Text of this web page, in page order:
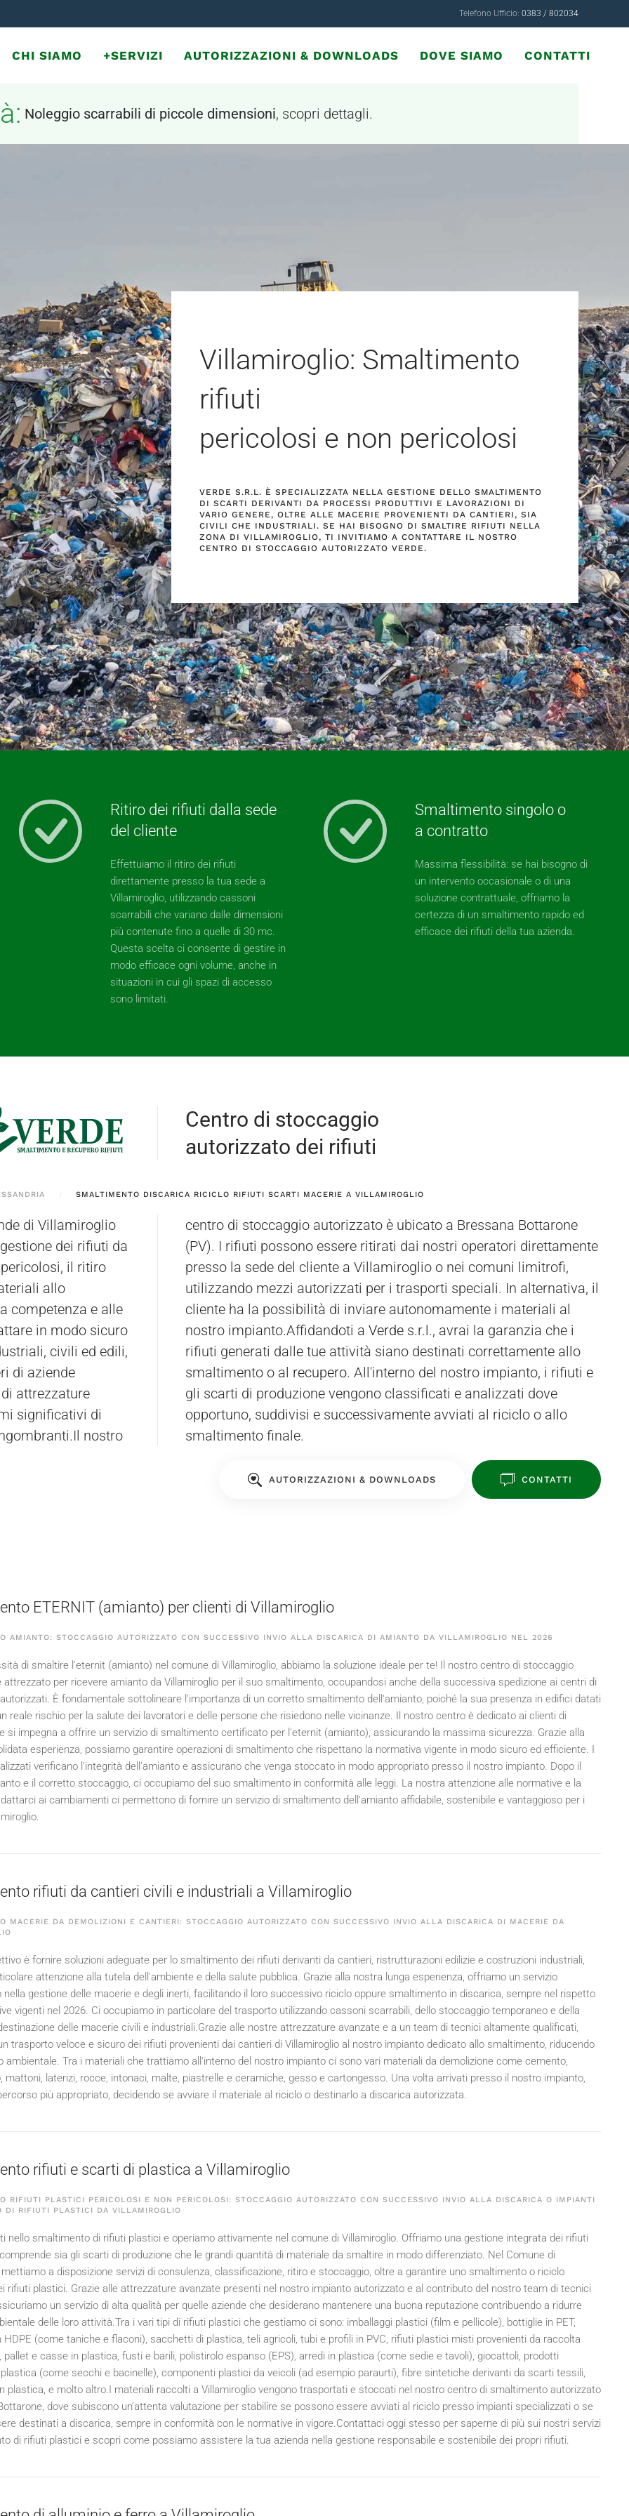
Telefono Ufficio: 0383 / 802034
CHI SIAMO +SERVIZI AUTORIZZAZIONI & DOWNLOADS DOVE SIAMO CONTATTI
Noleggio scarrabili di piccole dimensioni, scopri dettagli.
Villamiroglio: Smaltimento
rifiuti
pericolosi e non pericolosi
VERDE S.R.L. È SPECIALIZZATA NELLA GESTIONE DELLO SMALTIMENTO
DI SCARTI DERIVANTI DA PROCESSI PRODUTTIVI E LAVORAZIONI DI
VARIO GENERE, OLTRE ALLE MACERIE PROVENIENTI DA CANTIERI, SIA
CIVILI CHE INDUSTRIALI. SE HAI BISOGNO DI SMALTIRE RIFIUTI NELLA
ZONA DI VILLAMIROGLIO, TI INVITIAMO A CONTATTARE IL NOSTRO
CENTRO DI STOCCAGGIO AUTORIZZATO VERDE.
Ritiro dei rifiuti dalla sede
del cliente
Effettuiamo il ritiro dei rifiuti
direttamente presso la tua sede a
Villamiroglio, utilizzando cassoni
scarrabili che variano dalle dimensioni
più contenute fino a quelle di 30 mc.
Questa scelta ci consente di gestire in
modo efficace ogni volume, anche in
situazioni in cui gli spazi di accesso
sono limitati.
Smaltimento singolo o
a contratto
Massima flessibilità: se hai bisogno di
un intervento occasionale o di una
soluzione contrattuale, offriamo la
certezza di un smaltimento rapido ed
efficace dei rifiuti della tua azienda.
Centro di stoccaggio
autorizzato dei rifiuti
SMALTIMENTO DISCARICA RICICLO RIFIUTI SCARTI MACERIE A VILLAMIROGLIO
di Villamiroglio
dei rifiuti da
il ritiro
allo
competenza e alle
in modo sicuro
civili ed edili,
di aziende
attrezzature
significativi di
nostro
Bottarone
direttamente
comuni limitrofi,
il
i materiali al
nostro impianto.Affidandoti a Verde s.r.l., avrai la garanzia che i
rifiuti generati dalle tue attività siano destinati correttamente allo
smaltimento o al recupero. All'interno del nostro impianto, i rifiuti e
gli scarti di produzione vengono classificati e analizzati dove
opportuno, suddivisi e successivamente avviati al riciclo o allo
smaltimento finale.
AUTORIZZAZIONI & DOWNLOADS CONTATTI
ETERNIT (amianto) per clienti di Villamiroglio
AMIANTO: STOCCAGGIO AUTORIZZATO CON SUCCESSIVO INVIO ALLA DISCARICA DI AMIANTO DA VILLAMIROGLIO NEL 2026
di smaltire l'eternit (amianto) nel comune di Villamiroglio, abbiamo la soluzione ideale per te! Il nostro centro di stoccaggio
attrezzato per ricevere amianto da Villamiroglio per il suo smaltimento, occupandosi anche della successiva spedizione ai centri di
È fondamentale sottolineare l'importanza di un corretto smaltimento dell'amianto, poiché la sua presenza in edifici datati
reale rischio per la salute dei lavoratori e delle persone che risiedono nelle vicinanze. Il nostro centro è dedicato ai clienti di
si impegna a offrire un servizio di smaltimento certificato per l'eternit (amianto), assicurando la massima sicurezza. Grazie alla
esperienza, possiamo garantire operazioni di smaltimento che rispettano la normativa vigente in modo sicuro ed efficiente. I
verificano l'integrità dell'amianto e assicurano che venga stoccato in modo appropriato presso il nostro impianto. Dopo il
e il corretto stoccaggio, ci occupiamo del suo smaltimento in conformità alle leggi. La nostra attenzione alle normative e la
ai cambiamenti ci permettono di fornire un servizio di smaltimento dell'amianto affidabile, sostenibile e vantaggioso per i
rifiuti da cantieri civili e industriali a Villamiroglio
MACERIE DA DEMOLIZIONI E CANTIERI: STOCCAGGIO AUTORIZZATO CON SUCCESSIVO INVIO ALLA DISCARICA DI MACERIE DA
è fornire soluzioni adeguate per lo smaltimento dei rifiuti derivanti da cantieri, ristrutturazioni edilizie e costruzioni industriali,
attenzione alla tutela dell'ambiente e della salute pubblica. Grazie alla nostra lunga esperienza, offriamo un servizio
nella gestione delle macerie e degli inerti, facilitando il loro successivo riciclo oppure smaltimento in discarica, sempre nel rispetto
vigenti nel 2026. Ci occupiamo in particolare del trasporto utilizzando cassoni scarrabili, dello stoccaggio temporaneo e della
delle macerie civili e industriali.Grazie alle nostre attrezzature avanzate e a un team di tecnici altamente qualificati,
trasporto veloce e sicuro dei rifiuti provenienti dai cantieri di Villamiroglio al nostro impianto dedicato allo smaltimento, riducendo
ambientale. Tra i materiali che trattiamo all'interno del nostro impianto ci sono vari materiali da demolizione come cemento,
mattoni, laterizi, rocce, intonaci, malte, piastrelle e ceramiche, gesso e cartongesso. Una volta arrivati presso il nostro impianto,
più appropriato, decidendo se avviare il materiale al riciclo o destinarlo a discarica autorizzata.
rifiuti e scarti di plastica a Villamiroglio
RIFIUTI PLASTICI PERICOLOSI E NON PERICOLOSI: STOCCAGGIO AUTORIZZATO CON SUCCESSIVO INVIO ALLA DISCARICA O IMPIANTI
DI RIFIUTI PLASTICI DA VILLAMIROGLIO
nello smaltimento di rifiuti plastici e operiamo attivamente nel comune di Villamiroglio. Offriamo una gestione integrata dei rifiuti
sia gli scarti di produzione che le grandi quantità di materiale da smaltire in modo differenziato. Nel Comune di
mettiamo a disposizione servizi di consulenza, classificazione, ritiro e stoccaggio, oltre a garantire uno smaltimento o riciclo
rifiuti plastici. Grazie alle attrezzature avanzate presenti nel nostro impianto autorizzato e al contributo del nostro team di tecnici
un servizio di alta qualità per quelle aziende che desiderano mantenere una buona reputazione contribuendo a ridurre
delle loro attività.Tra i vari tipi di rifiuti plastici che gestiamo ci sono: imballaggi plastici (film e pellicole), bottiglie in PET,
HDPE (come taniche e flaconi), sacchetti di plastica, teli agricoli, tubi e profili in PVC, rifiuti plastici misti provenienti da raccolta
pallet e casse in plastica, fusti e barili, polistirolo espanso (EPS), arredi in plastica (come sedie e tavoli), giocattoli, prodotti
(come secchi e bacinelle), componenti plastici da veicoli (ad esempio paraurti), fibre sintetiche derivanti da scarti tessili,
plastica, e molto altro.I materiali raccolti a Villamiroglio vengono trasportati e stoccati nel nostro centro di smaltimento autorizzato
dove subiscono un’attenta valutazione per stabilire se possono essere avviati al riciclo presso impianti specializzati o se
destinati a discarica, sempre in conformità con le normative in vigore.Contattaci oggi stesso per saperne di più sui nostri servizi
di rifiuti plastici e scopri come possiamo assistere la tua azienda nella gestione responsabile e sostenibile dei propri rifiuti.